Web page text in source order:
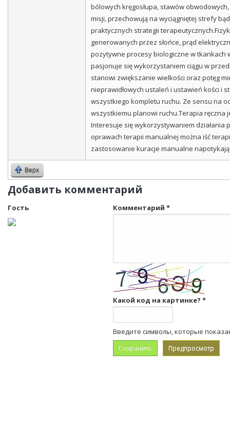
bólowych kręgosłupa, stawów
misji, przechowują na wyciągniętej strefy
praktycznych strategii
generowanych przez słońce, prąd
pozytywne procesy biologiczne w
pasjonuje się wykorzystaniem ciągu w
stanowi zwiększanie wielkości oraz potęg
nieprawidłowych ustaleń i ustawień kości i
wszystkiego kompletu ruchu. Ze sensu na
wszystkiemu planowi ruchu.Terapia ręczna
Interesuje się wykorzystywaniem działania
oprawach terapii manualnej można iść
zastosowanie kuracje manualne
Верх
Добавить комментарий
Гость Комментарий *
Какой код на картинке? *
Введите символы, которые